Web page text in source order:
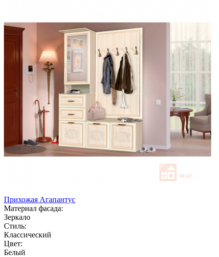
Прихожая Агапантус
Материал фасада:
Зеркало
Стиль:
Классический
Цвет:
Белый